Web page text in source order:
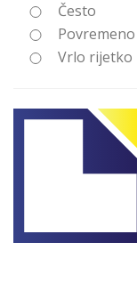
Često
Povremeno
Vrlo rijetko